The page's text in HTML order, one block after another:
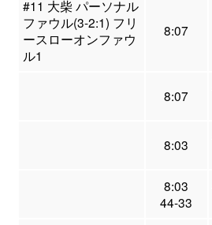
#11 大柴 パーソナル
ファウル(3-2:1) フリ
ースローオンファウ
ル1
8:07
8:07
8:03
8:03
44-33